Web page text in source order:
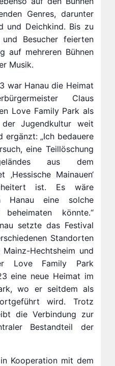
Genres, darunter
und Deichkind. Bis zu
Besucher feierten
auf mehreren Bühnen
Musik.
war Hanau die Heimat
Claus
Love Family Park als
Jugendkultur weit
ergänzt: „Ich bedauere
eine Teillöschung
aus dem
‚Hessische Mainauen‘
ist. Es wäre
Hanau eine solche
könnte.“
setzte das Festival
Standorten
Hechtsheim und
Love Family Park
eine neue Heimat im
wo er seitdem als
wird. Trotz
die Verbindung zur
Bestandteil der
Kooperation mit dem